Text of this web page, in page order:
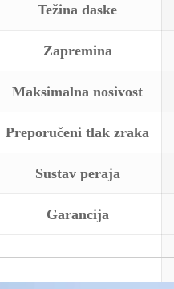
Težina daske
Zapremina
Maksimalna nosivost
Preporučeni tlak zraka
Sustav peraja
Garancija